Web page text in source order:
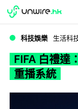
WWDC 2026
科技娛樂 生活科
FIFA 白禮達
重播系統